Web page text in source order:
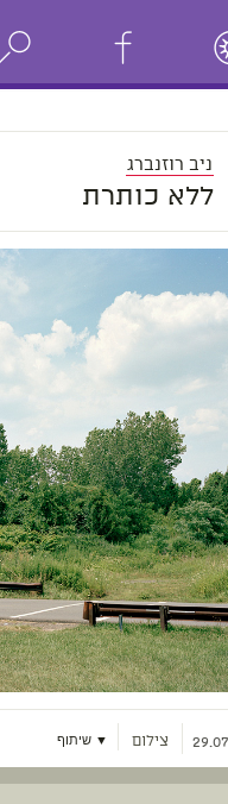
ניב רוזנברג
ללא כותרת
צילום ▼ שיתוף